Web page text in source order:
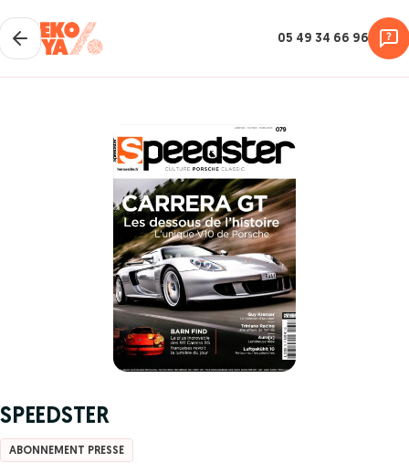
05 49 34 66 96
SPEEDSTER
ABONNEMENT PRESSE